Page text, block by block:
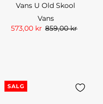
Vans U Old Skool
Vans
573,00 kr 859,00 kr
SALG